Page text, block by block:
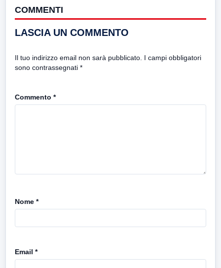
COMMENTI
LASCIA UN COMMENTO
Il tuo indirizzo email non sarà pubblicato. I campi obbligatori
sono contrassegnati *
Commento *
Nome *
Email *